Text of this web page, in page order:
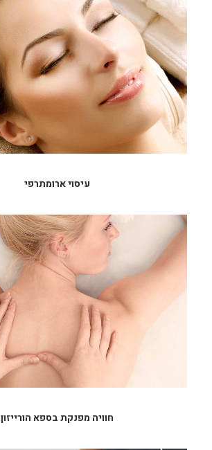
עיסוי ארומתרפי
חוויה מפנקת בספא הורייזון